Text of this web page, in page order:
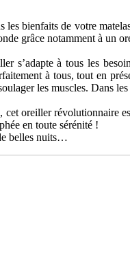
les bienfaits de votre
grâce notamment à un
s’adapte à tous les
à tous, tout en
les muscles. Dans
cet oreiller révolutionnaire
en toute sérénité !
belles nuits…